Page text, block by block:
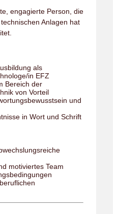
engagierte Person, die
Anlagen hat
als
in EFZ
Bereich der
von Vorteil
und
in Wort und Schrift
motiviertes Team